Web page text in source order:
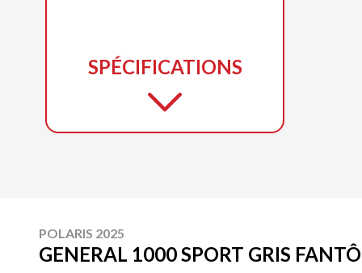
SPÉCIFICATIONS
POLARIS 2025
GENERAL 1000 SPORT GRIS